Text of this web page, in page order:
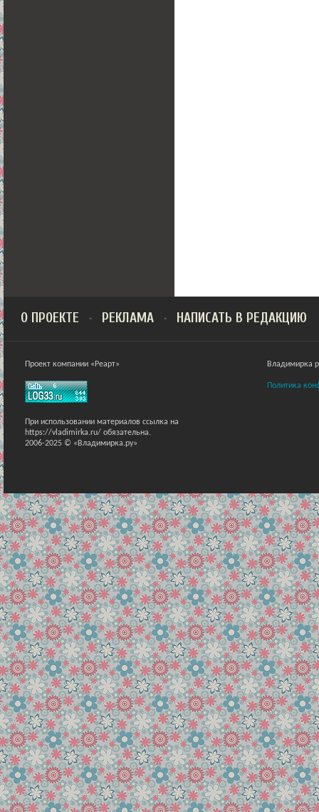
О ПРОЕКТЕ РЕКЛАМА НАПИСАТЬ В РЕДАКЦИЮ
Проект компании «Реарт»
При использовании материалов ссылка на
https://vladimirka.ru/ обязательна.
2006-2025 © «Владимирка.ру»
Владимирка
Политика